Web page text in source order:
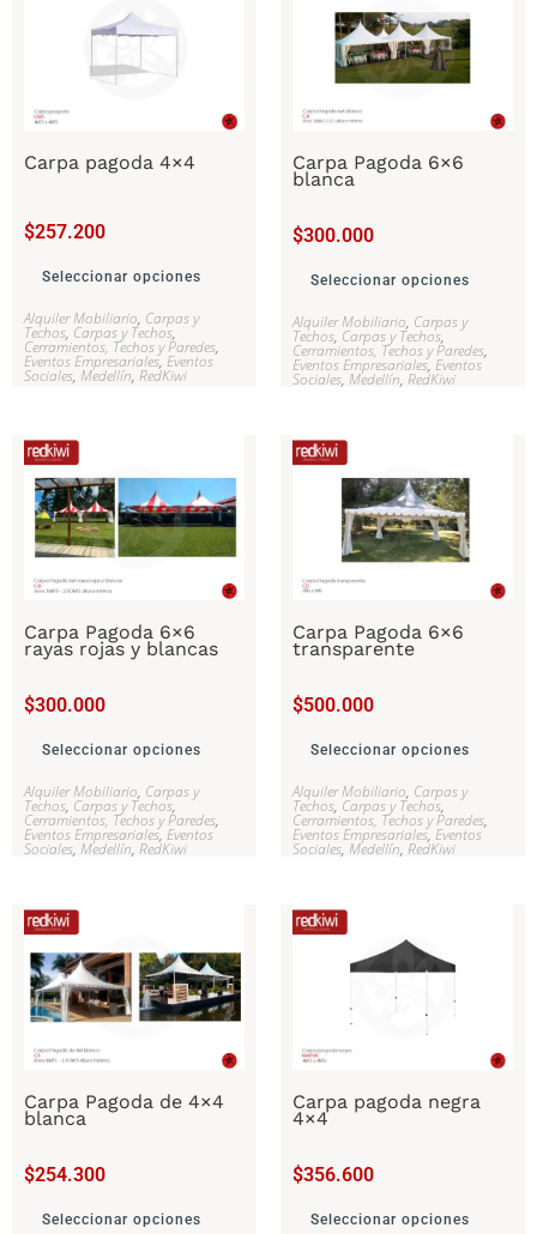
Carpa pagoda 4×4
$257.200
Seleccionar opciones
Alquiler Mobiliario, Carpas y
Techos, Carpas y Techos,
Cerramientos, Techos y Paredes,
Eventos Empresariales, Eventos
Sociales, Medellín, RedKiwi
Carpa Pagoda 6×6
blanca
$300.000
Seleccionar opciones
Alquiler Mobiliario, Carpas y
Techos, Carpas y Techos,
Cerramientos, Techos y Paredes,
Eventos Empresariales, Eventos
Sociales, Medellín, RedKiwi
Carpa Pagoda 6×6
rayas rojas y blancas
$300.000
Seleccionar opciones
Alquiler Mobiliario, Carpas y
Techos, Carpas y Techos,
Cerramientos, Techos y Paredes,
Eventos Empresariales, Eventos
Sociales, Medellín, RedKiwi
Carpa Pagoda 6×6
transparente
$500.000
Seleccionar opciones
Alquiler Mobiliario, Carpas y
Techos, Carpas y Techos,
Cerramientos, Techos y Paredes,
Eventos Empresariales, Eventos
Sociales, Medellín, RedKiwi
Carpa Pagoda de 4×4
blanca
$254.300
Seleccionar opciones
Carpa pagoda negra
4×4
$356.600
Seleccionar opciones